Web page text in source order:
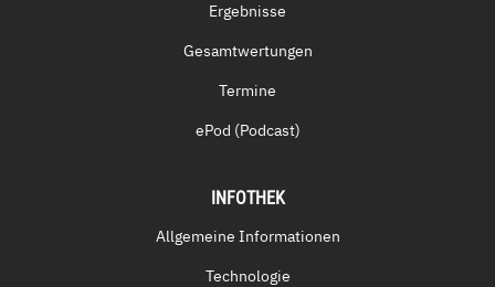
Ergebnisse
Gesamtwertungen
Termine
ePod (Podcast)
INFOTHEK
Allgemeine Informationen
Technologie